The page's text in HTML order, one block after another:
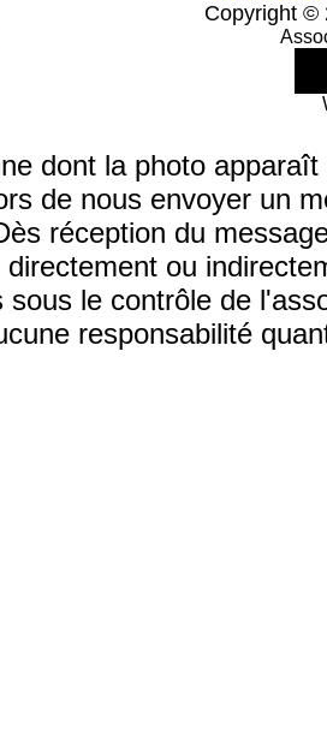
Copyright ©
dont la photo
de nous envoyer un
réception du
directement ou
sous le contrôle de
responsabilité